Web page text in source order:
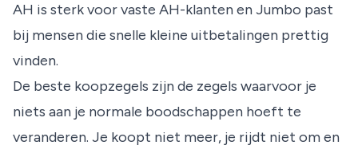
AH is sterk voor vaste AH-klanten en Jumbo past
bij mensen die snelle kleine uitbetalingen prettig
vinden.
De beste koopzegels zijn de zegels waarvoor je
niets aan je normale boodschappen hoeft te
veranderen. Je koopt niet meer, je rijdt niet om en